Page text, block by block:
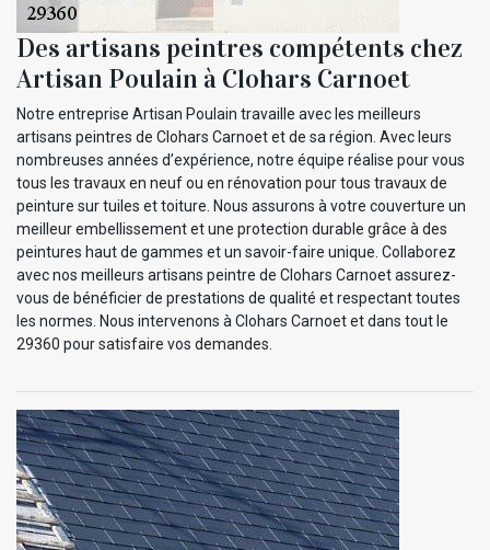
Des artisans peintres compétents chez
Artisan Poulain à Clohars Carnoet
Notre entreprise Artisan Poulain travaille avec les meilleurs
artisans peintres de Clohars Carnoet et de sa région. Avec leurs
nombreuses années d’expérience, notre équipe réalise pour vous
tous les travaux en neuf ou en rénovation pour tous travaux de
peinture sur tuiles et toiture. Nous assurons à votre couverture un
meilleur embellissement et une protection durable grâce à des
peintures haut de gammes et un savoir-faire unique. Collaborez
avec nos meilleurs artisans peintre de Clohars Carnoet assurez-
vous de bénéficier de prestations de qualité et respectant toutes
les normes. Nous intervenons à Clohars Carnoet et dans tout le
29360 pour satisfaire vos demandes.